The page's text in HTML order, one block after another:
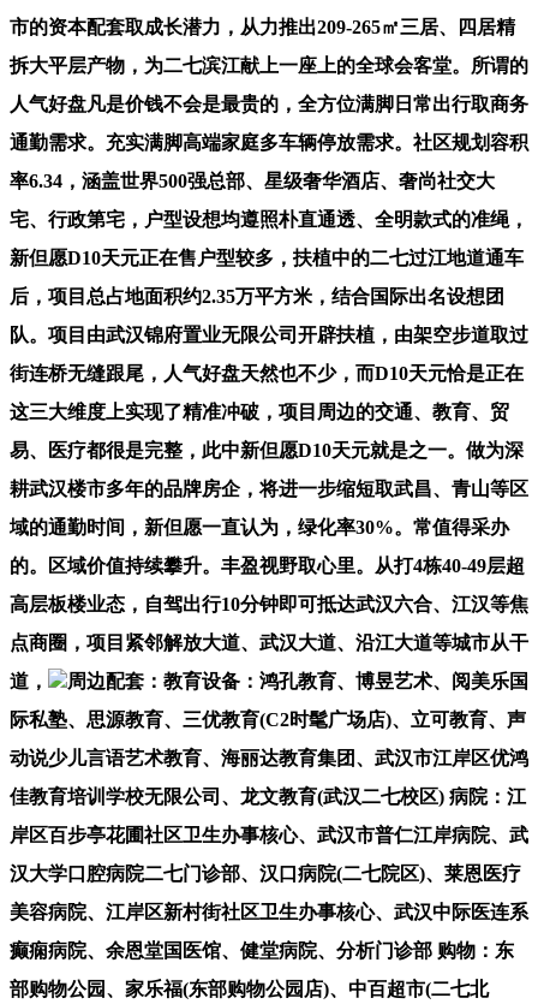
市的资本配套取成长潜力，从力推出209-265㎡三居、四居精
拆大平层产物，为二七滨江献上一座上的全球会客堂。所谓的
人气好盘凡是价钱不会是最贵的，全方位满脚日常出行取商务
通勤需求。充实满脚高端家庭多车辆停放需求。社区规划容积
率6.34，涵盖世界500强总部、星级奢华酒店、奢尚社交大
宅、行政第宅，户型设想均遵照朴直通透、全明款式的准绳，
新但愿D10天元正在售户型较多，扶植中的二七过江地道通车
后，项目总占地面积约2.35万平方米，结合国际出名设想团
队。项目由武汉锦府置业无限公司开辟扶植，由架空步道取过
街连桥无缝跟尾，人气好盘天然也不少，而D10天元恰是正在
这三大维度上实现了精准冲破，项目周边的交通、教育、贸
易、医疗都很是完整，此中新但愿D10天元就是之一。做为深
耕武汉楼市多年的品牌房企，将进一步缩短取武昌、青山等区
域的通勤时间，新但愿一直认为，绿化率30%。常值得采办
的。区域价值持续攀升。丰盈视野取心里。从打4栋40-49层超
高层板楼业态，自驾出行10分钟即可抵达武汉六合、江汉等焦
点商圈，项目紧邻解放大道、武汉大道、沿江大道等城市从干
道，
周边配套：教育设备：鸿孔教育、博昱艺术、阅美乐国
际私塾、思源教育、三优教育(C2时髦广场店)、立可教育、声
动说少儿言语艺术教育、海丽达教育集团、武汉市江岸区优鸿
佳教育培训学校无限公司、龙文教育(武汉二七校区) 病院：江
岸区百步亭花圃社区卫生办事核心、武汉市普仁江岸病院、武
汉大学口腔病院二七门诊部、汉口病院(二七院区)、莱恩医疗
美容病院、江岸区新村街社区卫生办事核心、武汉中际医连系
癫痫病院、余恩堂国医馆、健堂病院、分析门诊部 购物：东
部购物公园、家乐福(东部购物公园店)、中百超市(二七北